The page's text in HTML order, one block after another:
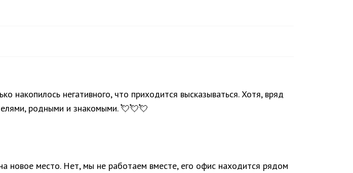
накопилось негативного, что приходится высказываться. Хотя, вряд
родными и знакомыми. 💘💘💘
новое место. Нет, мы не работаем вместе, его офис находится рядом